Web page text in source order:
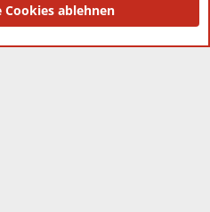
© 2010-2025 XenForo Ltd.
Cookies ablehnen